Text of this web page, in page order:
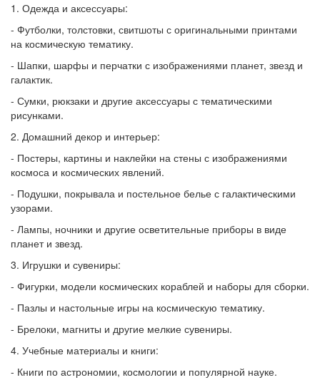
1. Одежда и аксессуары:
- Футболки, толстовки, свитшоты с оригинальными принтами
на космическую тематику.
- Шапки, шарфы и перчатки с изображениями планет, звезд и
галактик.
- Сумки, рюкзаки и другие аксессуары с тематическими
рисунками.
2. Домашний декор и интерьер:
- Постеры, картины и наклейки на стены с изображениями
космоса и космических явлений.
- Подушки, покрывала и постельное белье с галактическими
узорами.
- Лампы, ночники и другие осветительные приборы в виде
планет и звезд.
3. Игрушки и сувениры:
- Фигурки, модели космических кораблей и наборы для сборки.
- Пазлы и настольные игры на космическую тематику.
- Брелоки, магниты и другие мелкие сувениры.
4. Учебные материалы и книги:
- Книги по астрономии, космологии и популярной науке.